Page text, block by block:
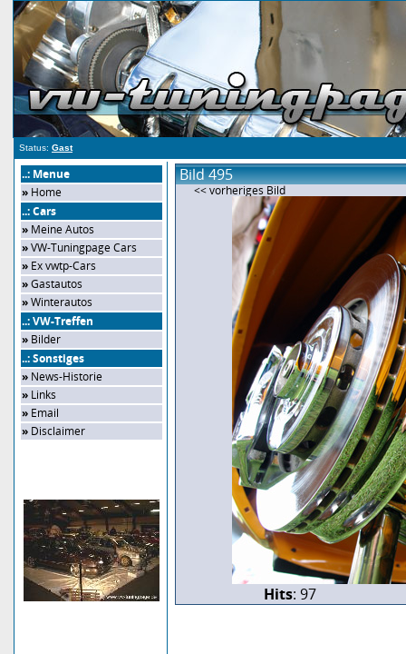
Status: Gast
..: Menue
» Home
..: Cars
» Meine Autos
»VW-Tuningpage Cars
» Ex vwtp-Cars
»Gastautos
»Winterautos
..: VW-Treffen
» Bilder
..: Sonstiges
» News-Historie
» Links
» Email
» Disclaimer
Bild 495
<< vorheriges Bild
Hits: 97